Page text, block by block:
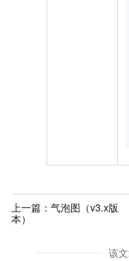
上一篇： 气泡图（v3.x版
本）
该